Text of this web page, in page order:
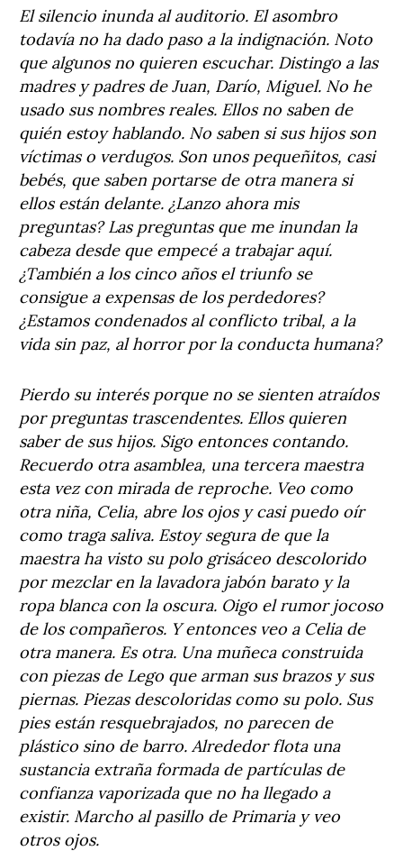
El silencio inunda al auditorio. El asombro
todavía no ha dado paso a la indignación. Noto
que algunos no quieren escuchar. Distingo a las
madres y padres de Juan, Darío, Miguel. No he
usado sus nombres reales. Ellos no saben de
quién estoy hablando. No saben si sus hijos son
víctimas o verdugos. Son unos pequeñitos, casi
bebés, que saben portarse de otra manera si
ellos están delante. ¿Lanzo ahora mis
preguntas? Las preguntas que me inundan la
cabeza desde que empecé a trabajar aquí.
¿También a los cinco años el triunfo se
consigue a expensas de los perdedores?
¿Estamos condenados al conflicto tribal, a la
vida sin paz, al horror por la conducta humana?
Pierdo su interés porque no se sienten atraídos
por preguntas trascendentes. Ellos quieren
saber de sus hijos. Sigo entonces contando.
Recuerdo otra asamblea, una tercera maestra
esta vez con mirada de reproche. Veo como
otra niña, Celia, abre los ojos y casi puedo oír
como traga saliva. Estoy segura de que la
maestra ha visto su polo grisáceo descolorido
por mezclar en la lavadora jabón barato y la
ropa blanca con la oscura. Oigo el rumor jocoso
de los compañeros. Y entonces veo a Celia de
otra manera. Es otra. Una muñeca construida
con piezas de Lego que arman sus brazos y sus
piernas. Piezas descoloridas como su polo. Sus
pies están resquebrajados, no parecen de
plástico sino de barro. Alrededor flota una
sustancia extraña formada de partículas de
confianza vaporizada que no ha llegado a
existir. Marcho al pasillo de Primaria y veo
otros ojos.